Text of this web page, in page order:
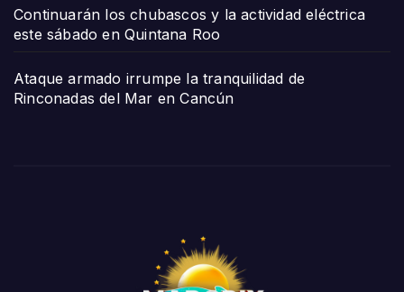
Continuarán los chubascos y la actividad eléctrica
este sábado en Quintana Roo
Ataque armado irrumpe la tranquilidad de
Rinconadas del Mar en Cancún